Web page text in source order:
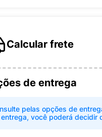
Calcular frete
de entrega
pelas opções de
você poderá decidir